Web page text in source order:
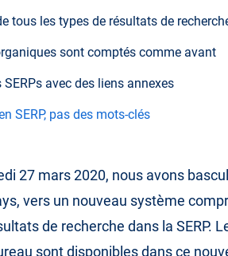
tous les types de résultats de
sont comptés comme avant
avec des liens annexes
SERP, pas des mots-clés
27 mars 2020, nous avons
vers un nouveau système
de recherche dans la SERP.
sont disponibles dans ce